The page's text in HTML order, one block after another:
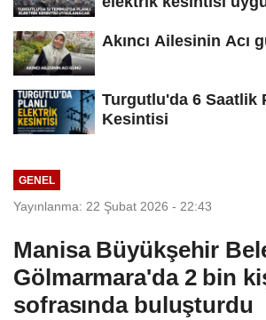
Akıncı Ailesinin Acı
Turgutlu'da 6 Saatlik
Kesintisi
GENEL
Yayınlanma: 22 Şubat 2026 - 22:43
Manisa Büyükşehir
Gölmarmara'da 2 bin
sofrasında buluşturdu